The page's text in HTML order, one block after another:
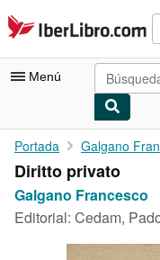
Pasar al contenido
IberLibro.com
Menú
Mi cuenta
Consultar mis pedidos
Búsqueda avanzada
Portada Galgano
Diritto privato
Galgano Francesco
Editorial: Cedam,